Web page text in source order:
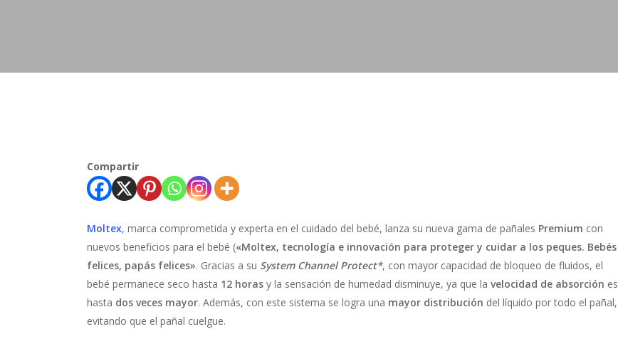
Compartir
Moltex, marca comprometida y experta en el cuidado del bebé, lanza su nueva gama de pañales Premium con
nuevos beneficios para el bebé («Moltex, tecnología e innovación para proteger y cuidar a los peques. Bebés
felices, papás felices». Gracias a su System Channel Protect*, con mayor capacidad de bloqueo de fluidos, el
bebé permanece seco hasta 12 horas y la sensación de humedad disminuye, ya que la velocidad de absorción es
hasta dos veces mayor. Además, con este sistema se logra una mayor distribución del líquido por todo el pañal,
evitando que el pañal cuelgue.